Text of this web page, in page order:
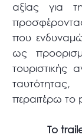
αξίας για
που
ως
τουριστικής
περαιτέρω το
Το